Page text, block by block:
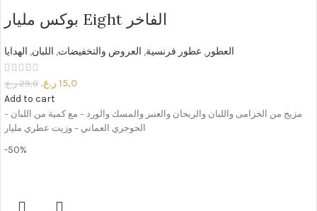
بوكس مليار Eight الفاخر
العطور , عطور فرنسية, العروض والتخفيضات, اللبان, الهدايا
29,0 ر.ع. 15,0ر.ع.
Add to cart
– مزيج من الخزامى واللبان والريحان والعنبر والمسك والورد – مع كمية من اللبان
الحوجري العماني – وزيت عطري مليار
-50%